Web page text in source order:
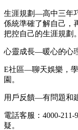
生涯規劃—高中三年
係統準確了解自己，
把控自己的生涯規劃。
心靈成長—暖心的心
E社區—聊天娛樂，
園。
用戶反饋—有問題和
電話客服：4000-211-
疑。